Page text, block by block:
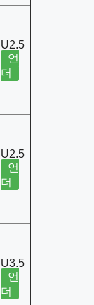
U2.5
언
더
U2.5
언
더
U3.5
언
더